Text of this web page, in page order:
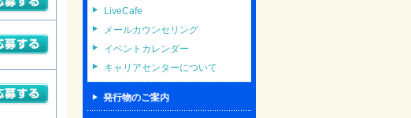
LiveCafe
メールカウンセリング
イベントカレンダー
キャリアセンターについて
発行物のご案内